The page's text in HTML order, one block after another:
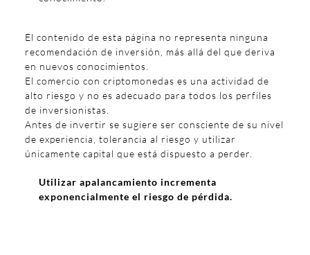
El contenido de esta página no representa ninguna
recomendación de inversión, más allá del que deriva
en nuevos conocimientos.
El comercio con criptomonedas es una actividad de
alto riesgo y no es adecuado para todos los perfiles
de inversionistas.
Antes de invertir se sugiere ser consciente de su nivel
de experiencia, tolerancia al riesgo y utilizar
únicamente capital que está dispuesto a perder.
Utilizar apalancamiento incrementa
exponencialmente el riesgo de pérdida.